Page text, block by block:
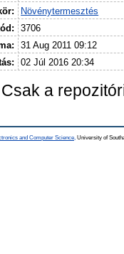
Növénytermesztés
3706
31 Aug 2011 09:12
02 Júl 2016 20:34
Csak a
and Computer Science, University of